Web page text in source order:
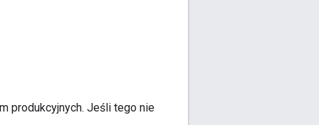
produkcyjnych. Jeśli tego nie